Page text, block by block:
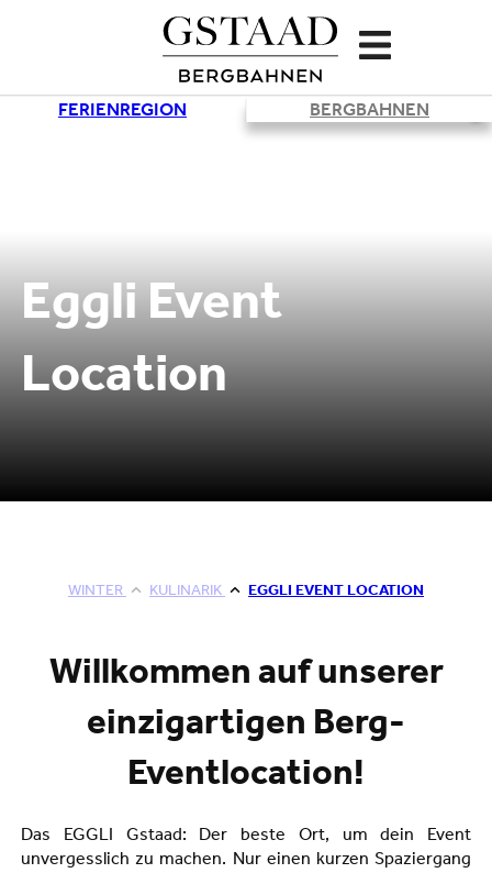
FERIENREGION BERGBAHNEN
Eggli Event
Location
WINTER KULINARIK EGGLI EVENT LOCATION
Willkommen auf unserer
einzigartigen Berg-
Eventlocation!
Das EGGLI Gstaad: Der beste Ort, um dein Event
unvergesslich zu machen. Nur einen kurzen Spaziergang